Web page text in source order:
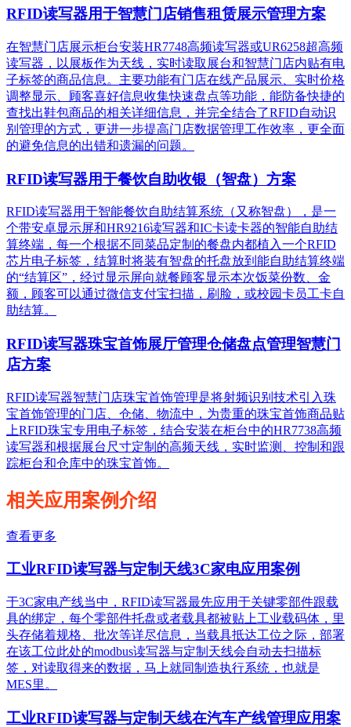
RFID读写器用于智慧门店销售租赁展示管理方案
在智慧门店展示柜台安装HR7748高频读写器或UR6258超高频
读写器，以展板作为天线，实时读取展台和智慧门店内贴有电
子标签的商品信息。主要功能有门店在线产品展示、实时价格
调整显示、顾客喜好信息收集快速盘点等功能，能防备快捷的
查找出鞋包商品的相关详细信息，并完全结合了RFID自动识
别管理的方式，更进一步提高门店数据管理工作效率，更全面
的避免信息的出错和遗漏的问题。
RFID读写器用于餐饮自助收银（智盘）方案
RFID读写器用于智能餐饮自助结算系统（又称智盘），是一
个带安卓显示屏和HR9216读写器和IC卡读卡器的智能自助结
算终端，每一个根据不同菜品定制的餐盘内都植入一个RFID
芯片电子标签，结算时将装有智盘的托盘放到能自助结算终端
的“结算区”，经过显示屏向就餐顾客显示本次饭菜份数、金
额，顾客可以通过微信支付宝扫描，刷脸，或校园卡员工卡自
助结算。
RFID读写器珠宝首饰展厅管理仓储盘点管理智慧门
店方案
RFID读写器智慧门店珠宝首饰管理是将射频识别技术引入珠
宝首饰管理的门店、仓储、物流中，为贵重的珠宝首饰商品贴
上RFID珠宝专用电子标签，结合安装在柜台中的HR7738高频
读写器和根据展台尺寸定制的高频天线，实时监测、控制和跟
踪柜台和仓库中的珠宝首饰。
相关应用案例介绍
查看更多
工业RFID读写器与定制天线3C家电应用案例
于3C家电产线当中，RFID读写器最先应用于关键零部件跟载
具的绑定，每个零部件托盘或者载具都被贴上工业载码体，里
头存储着规格、批次等详尽信息，当载具抵达工位之际，部署
在该工位此处的modbus读写器与定制天线会自动去扫描标
签，对读取得来的数据，马上就同制造执行系统，也就是
MES里。
工业RFID读写器与定制天线在汽车产线管理应用案